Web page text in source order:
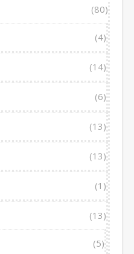
(80)
(4)
(14)
(6)
(13)
(13)
(1)
(13)
(5)